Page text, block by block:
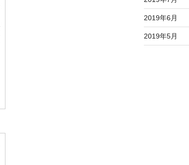
2019年6月
2019年5月